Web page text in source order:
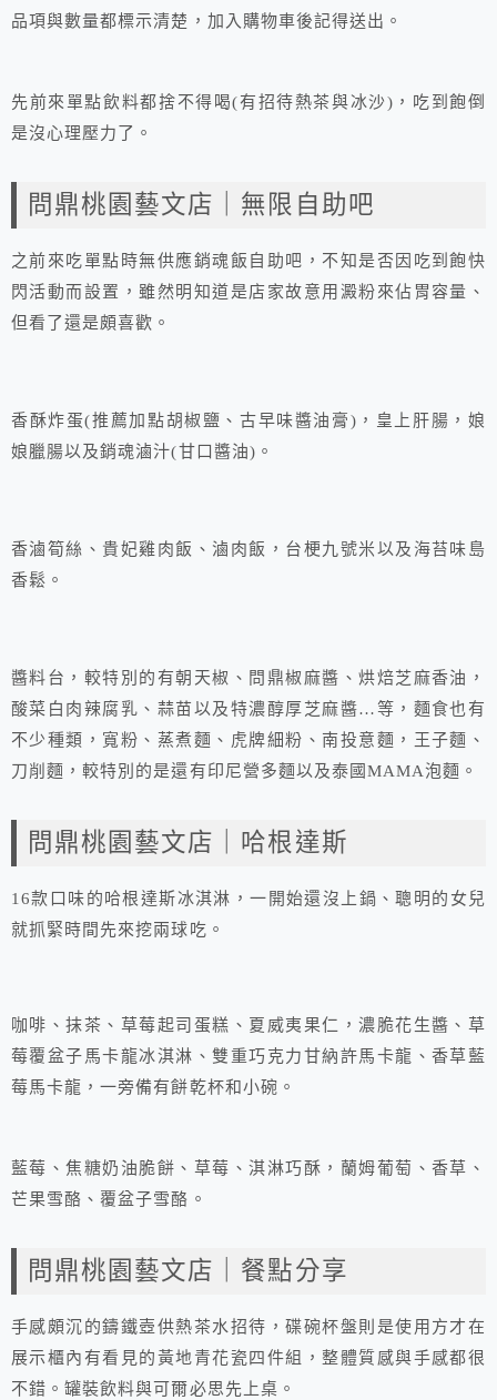
品項與數量都標示清楚，加入購物車後記得送出。
先前來單點飲料都捨不得喝(有招待熱茶與冰沙)，吃到飽倒
是沒心理壓力了。
問鼎桃園藝文店｜無限自助吧
之前來吃單點時無供應銷魂飯自助吧，不知是否因吃到飽快
閃活動而設置，雖然明知道是店家故意用澱粉來佔胃容量、
但看了還是頗喜歡。
香酥炸蛋(推薦加點胡椒鹽、古早味醬油膏)，皇上肝腸，娘
娘臘腸以及銷魂滷汁(甘口醬油)。
香滷筍絲、貴妃雞肉飯、滷肉飯，台梗九號米以及海苔味島
香鬆。
醬料台，較特別的有朝天椒、問鼎椒麻醬、烘焙芝麻香油，
酸菜白肉辣腐乳、蒜苗以及特濃醇厚芝麻醬…等，麵食也有
不少種類，寬粉、蒸煮麵、虎牌細粉、南投意麵，王子麵、
刀削麵，較特別的是還有印尼營多麵以及泰國MAMA泡麵。
問鼎桃園藝文店｜哈根達斯
16款口味的哈根達斯冰淇淋，一開始還沒上鍋、聰明的女兒
就抓緊時間先來挖兩球吃。
咖啡、抹茶、草莓起司蛋糕、夏威夷果仁，濃脆花生醬、草
莓覆盆子馬卡龍冰淇淋、雙重巧克力甘納許馬卡龍、香草藍
莓馬卡龍，一旁備有餅乾杯和小碗。
藍莓、焦糖奶油脆餅、草莓、淇淋巧酥，蘭姆葡萄、香草、
芒果雪酪、覆盆子雪酪。
問鼎桃園藝文店｜餐點分享
手感頗沉的鑄鐵壺供熱茶水招待，碟碗杯盤則是使用方才在
展示櫃內有看見的黃地青花瓷四件組，整體質感與手感都很
不錯。罐裝飲料與可爾必思先上桌。